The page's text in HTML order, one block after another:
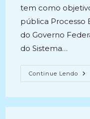
tem como
pública Processo
do Governo
do Sistema…
Continue Lendo